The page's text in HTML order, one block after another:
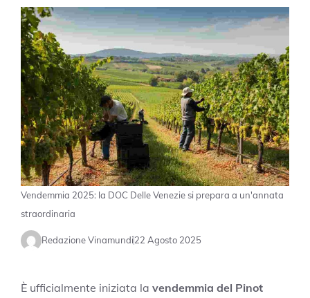
Vendemmia 2025: la DOC Delle Venezie si prepara a un'annata
straordinaria
Redazione Vinamundi22 Agosto 2025
È ufficialmente iniziata la vendemmia del Pinot